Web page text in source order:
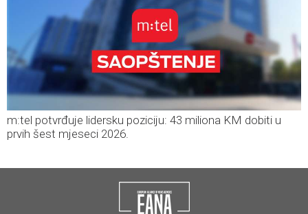
m:tel potvrđuje lidersku poziciju: 43 miliona KM dobiti u
prvih šest mjeseci 2026.